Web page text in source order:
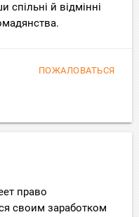
спільні й відмінні
ПОЖАЛОВАТЬСЯ
право
своим заработком